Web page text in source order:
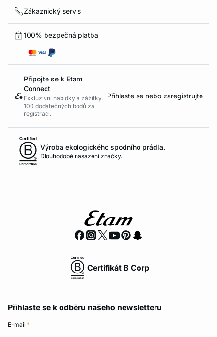
Zákaznický servis
100% bezpečná platba
Připojte se k Etam
Connect
Exkluzivní nabídky a zážitky.
100 dodatečných bodů za
registraci.
Přihlaste se nebo zaregistrujte
Výroba ekologického spodního prádla.
Dlouhodobé nasazení značky.
Certifikát B Corp
Přihlaste se k odběru našeho newsletteru
E-mail *